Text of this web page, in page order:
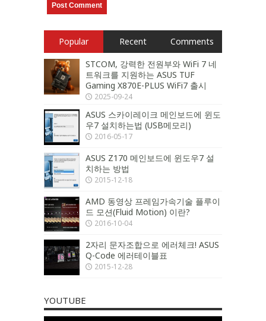
Popular Recent
Comments
STCOM, 강력한 전원부와 WiFi 7 네
트워크를 지원하는 ASUS TUF
Gaming X870E-PLUS WiFi7 출시
2025-09-24
ASUS 스카이레이크 메인보드에 윈도
우7 설치하는법 (USB메모리)
2016-05-17
ASUS Z170 메인보드에 윈도우7 설
치하는 방법
2015-12-18
AMD 동영상 프레임가속기술 플루이
드 모션(Fluid Motion) 이란?
2016-10-04
2자리 문자조합으로 에러체크! ASUS
Q-Code 에러테이블표
2015-12-28
YOUTUBE